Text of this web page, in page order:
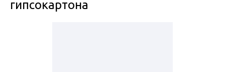
гипсокартона